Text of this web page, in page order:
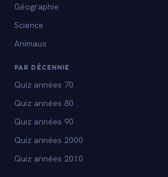
Géographie
Science
Animaux
PAR DÉCENNIE
Quiz années 70
Quiz années 80
Quiz années 90
Quiz années 2000
Quiz années 2010